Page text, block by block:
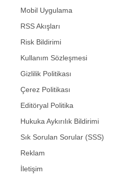
Mobil Uygulama
RSS Akışları
Risk Bildirimi
Kullanım Sözleşmesi
Gizlilik Politikası
Çerez Politikası
Editöryal Politika
Hukuka Aykırılık Bildirimi
Sık Sorulan Sorular (SSS)
Reklam
İletişim